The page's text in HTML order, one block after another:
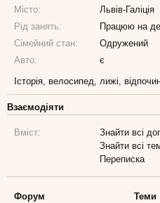
Місто:
Львів-Галіція
Рід занять:
Працюю на
Сімейний стан:
Одружений
Авто:
є
Історія, велосипед, лижі,
Взаємодіяти
Вміст:
Знайти всі
Знайти всі
Переписка
Форум Теми